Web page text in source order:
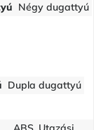
Négy dugattyú
Dupla dugattyú